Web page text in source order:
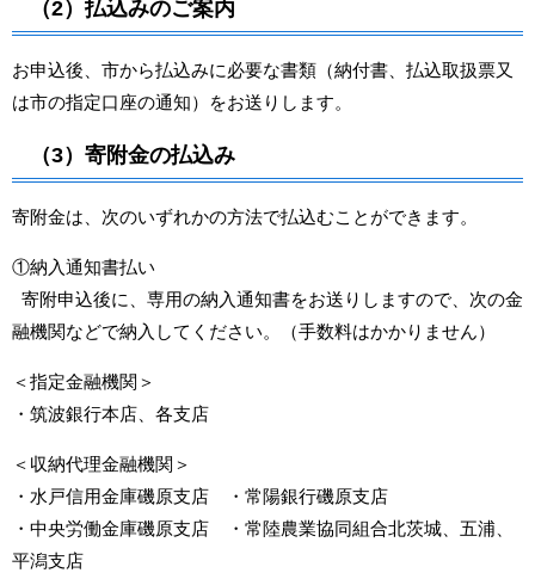
（2）払込みのご案内
お申込後、市から払込みに必要な書類（納付書、払込取扱票又
は市の指定口座の通知）をお送りします。
（3）寄附金の払込み
寄附金は、次のいずれかの方法で払込むことができます。
①納入通知書払い
寄附申込後に、専用の納入通知書をお送りしますので、次の金
融機関などで納入してください。（手数料はかかりません）
＜指定金融機関＞
・筑波銀行本店、各支店
＜収納代理金融機関＞
・水戸信用金庫磯原支店 ・常陽銀行磯原支店
・中央労働金庫磯原支店 ・常陸農業協同組合北茨城、五浦、
平潟支店